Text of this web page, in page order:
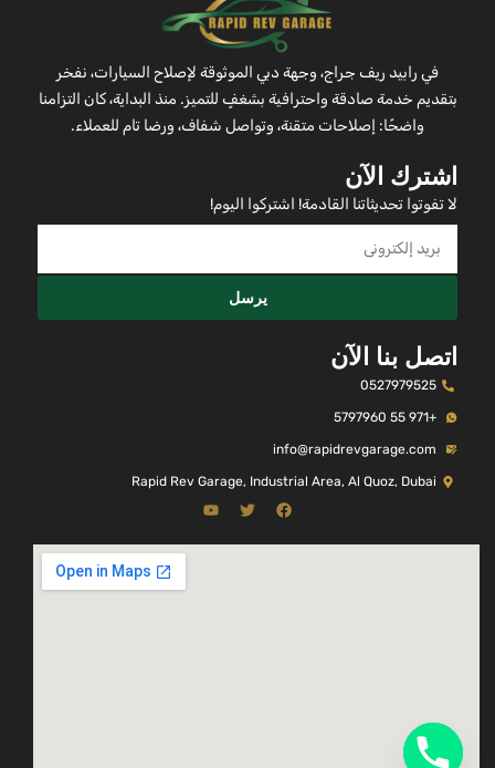
في رابيد ريف جراج، وجهة دبي الموثوقة لإصلاح السيارات، نفخر
بتقديم خدمة صادقة واحترافية بشغفٍ للتميز. منذ البداية، كان التزامنا
واضحًا: إصلاحات متقنة، وتواصل شفاف، ورضا تام للعملاء.
اشترك الآن
لا تفوتوا تحديثاتنا القادمة! اشتركوا اليوم!
يرسل
اتصل بنا الآن
0527979525
+971 55 5797960
info@rapidrevgarage.com
Rapid Rev Garage, Industrial Area, Al Quoz, Dubai